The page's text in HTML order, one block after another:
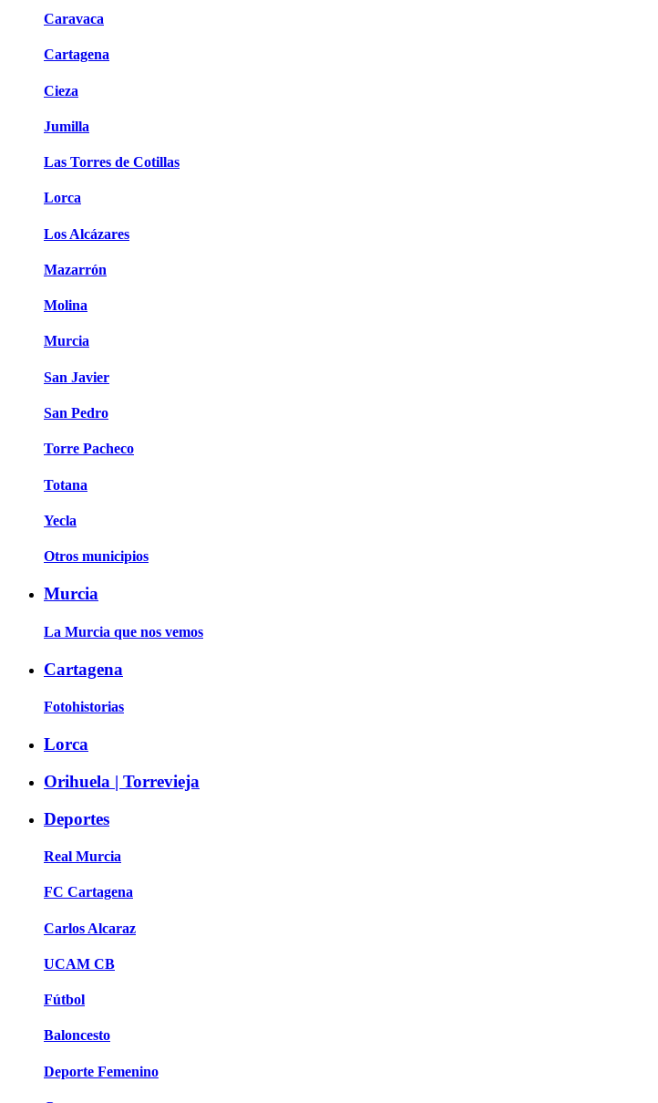
Caravaca
Cartagena
Cieza
Jumilla
Las Torres de Cotillas
Lorca
Los Alcázares
Mazarrón
Molina
Murcia
San Javier
San Pedro
Torre Pacheco
Totana
Yecla
Otros municipios
Murcia
La Murcia que nos vemos
Cartagena
Fotohistorias
Lorca
Orihuela | Torrevieja
Deportes
Real Murcia
FC Cartagena
Carlos Alcaraz
UCAM CB
Fútbol
Baloncesto
Deporte Femenino